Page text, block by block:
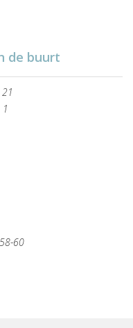
de buurt
60